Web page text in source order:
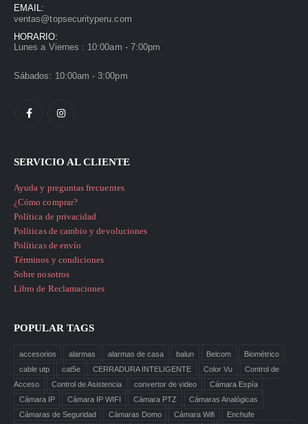
EMAIL:
ventas@topsecurityperu.com
HORARIO:
Lunes a Viernes : 10:00am - 7:00pm
Sábados: 10:00am - 3:00pm
SERVICIO AL CLIENTE
Ayuda y preguntas frecuentes
¿Cómo comprar?
Política de privacidad
Políticas de cambio y devoluciones
Políticas de envío
Términos y condiciones
Sobre nosotros
Libro de Reclamaciones
POPULAR TAGS
accesorios alarmas alarmas de casa balun Belcom
Biométrico
cable utp
cat5e CERRADURA INTELIGENTE Color Vu
Control de
Acceso
Control de Asistencia convertor de video
Cámara Espía
Cámara IP
Cámara IP WIFI Cámara PTZ
Cámaras Analógicas
Cámaras de Seguridad
Cámaras Domo Cámara Wifi Enchufe